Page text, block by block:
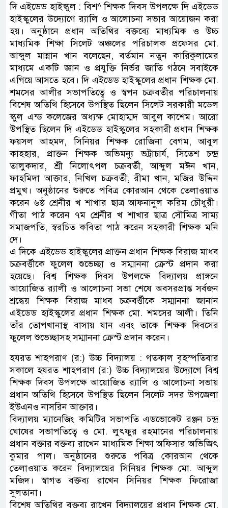
দি এইডেড হাইস্কুল : বিশ^ শিক্ষক দিবস উপলক্ষে দি এইডেড
হাইস্কুলের উদ্যোগে র‌্যালি ও আলোচনা সভার আয়োজন করা
হয়। অনুষ্ঠানে প্রধান অতিথির বক্তব্যে মাধ্যমিক ও উচ্চ
মাধ্যমিক শিক্ষা সিলেট অঞ্চলের পরিচালক প্রফেসর মো.
আব্দুল মান্নান খান বলেছেন, বর্তমান নতুন কারিকুলামের
মাধ্যমে একটি জ্ঞান ও প্রযুক্তি নির্ভর জাতি গঠনে সবাইকে
এগিয়ে আসতে হবে। দি এইডেড হাইস্কুলের প্রধান শিক্ষক মো.
শমসের আলীর সভাপতিত্বে ও স্বপন চক্রবর্তীর পরিচালনায়
বিশেষ অতিথি হিসেবে উপস্থিত ছিলেন সিলেট সরকারী মডেল
স্কুল এন্ড কলেজের অধ্যক্ষ মোহাম্মদ আবুল কাশেম। আরো
উপস্থিত ছিলেন দি এইডেড হাইস্কুলের সহকারী প্রধান শিক্ষক
ফয়সল আহমদ, সিনিয়র শিক্ষক রোজিনা বেগম, আবুল
কাহহার, প্রাক্তন শিক্ষক অভিমন্যু ভট্রাচার্য, সিতেশ চন্দ্র
তালুকদার, শ্রী নিলোৎপল চক্রবর্তী, আব্দুল মঈন খান,
ফাহমিদা আক্তার, নিখিল চক্রবর্তী, রীমা খান, মজির উদ্দিন
প্রমুখ। অনুষ্ঠানের শুরুতে পবিত্র কোরআন থেকে তেলাওয়াত
করেন ৬ষ্ঠ শ্রেনীর খ শাখার ছাত্র আফনানুল করিম চৌধুরী।
গীতা পাঠ করেন ৭ম শ্রেনীর খ শাখার ছাত্র সৌমিত্র সাম্য
সমাজপতি, স্বরচিত কবিতা পাঠ করেন সহকারী শিক্ষক মনি
দে।
এ দিকে এইডেড হাইস্কুলের প্রাক্তন প্রধান শিক্ষক বিরাজ মাধব
চক্রবর্ত্তীকে ফুলেল শুভেচ্ছা ও সম্মাননা ক্রেস্ট প্রদান করা
হয়েছে। বিশ্ব শিক্ষক দিবস উপলক্ষে বিদ্যালয় প্রাঙ্গনে
আয়োজিত র‌্যালী ও আলোচনা সভা শেষে অবসরপ্রাপ্ত সর্বজন
শ্রদ্ধেয় শিক্ষক বিরাজ মাধব চক্রবর্ত্তীকে সম্মাননা জানান
এইডেড হাইস্কুলের প্রধান শিক্ষক মো. শমসের আলী। তিনি
তাঁর তোপখানাস্থ বাসায় যান এবং তাকে শিক্ষক দিবসের
ফুলেল শুভেচ্ছাসহ সম্মাননা ক্রেস্ট প্রদান করেন।
হযরত শাহপরাণ (র:) উচ্চ বিদ্যালয় : গতকাল বৃহস্পতিবার
সকালে হযরত শাহপরাণ (র:) উচ্চ বিদ্যালয়ের উদ্যোগে বিশ্ব
শিক্ষক দিবস উপলক্ষে আয়োজিত র‌্যালি ও আলোচনা সভায়
প্রধান অতিথি হিসেবে উপস্থিত ছিলেন সিলেট সদর উপজেলা
ইউএনও নাসরিন আক্তার।
বিদ্যালয় ম্যানেজিং কমিটির সভাপতি এডভোকেট রঞ্জন চন্দ্র
ঘোষের সভাপতিত্বে ও মো. লুৎফুর রহমানের পরিচালনায়
প্রধান বক্তার বক্তব্য রাখেন মাধ্যমিক শিক্ষা অফিসার অভিজিৎ
কুমার পাল। অনুষ্ঠানের শুরুতে পবিত্র কোরআন থেকে
তেলাওয়াত করেন বিদ্যালয়ের সিনিয়র শিক্ষক মো. আব্দুল
মজিদ। স্বাগত বক্তব্য রাখেন সিনিয়র শিক্ষক ফিরোজা
সুলতানা।
বিশেষ অতিথির বক্তব্য রাখেন বিদ্যালয়ের প্রধান শিক্ষক মো.